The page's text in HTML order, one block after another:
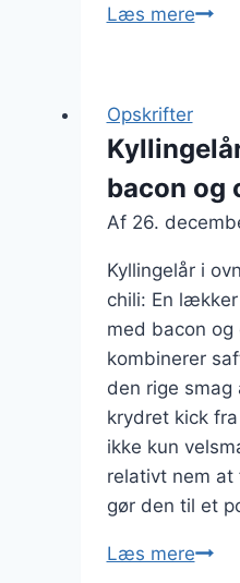
Læs mere
Opskrifter
bacon og
Af 26.
Kyllingelår i
chili: En
med bacon og
kombinerer
den rige
krydret kick
ikke kun
relativt nem
gør den til et
Læs mere